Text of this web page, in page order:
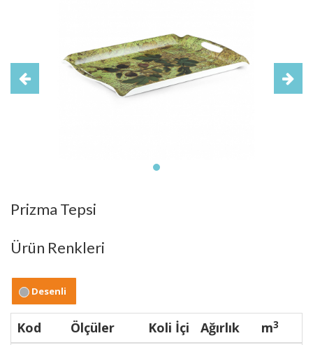
Prizma Tepsi
Ürün Renkleri
Desenli
Kod Ölçüler Koli İçi Ağırlık m3